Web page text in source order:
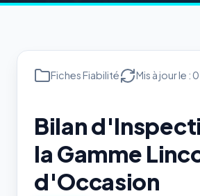
Fiches Fiabilité Mis à jour le
Bilan
la Gamme
d'Occasion